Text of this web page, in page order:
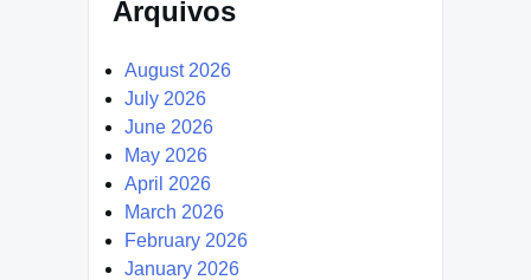
Arquivos
August 2026
July 2026
June 2026
May 2026
April 2026
March 2026
February 2026
January 2026